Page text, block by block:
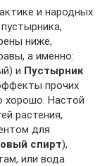
и народных
ниже,
а именно:
и Пустырник
прочих
хорошо. Настой
растения,
для
спирт),
или вода